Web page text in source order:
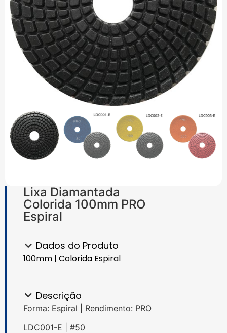
Lixa Diamantada
Colorida 100mm PRO
Espiral
Dados do Produto
100mm | Colorida Espiral
Descrição
Forma: Espiral | Rendimento: PRO
LDC001-E | #50